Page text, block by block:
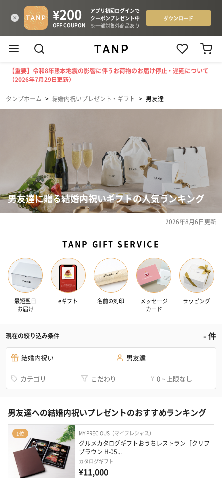
【重要】令和8年熊本地震の影響に伴うお荷物のお届け停止・遅延について
（2026年7月29日更新）
タンプホーム > 結婚内祝いプレゼント・ギフト > 男友達
男友達に贈る結婚内祝いギフトの人気ランキング
2026年8月6日更新
TANP GIFT SERVICE
最短翌日
お届け
eギフト 名前の刻印
メッセージ
カード
ラッピング
現在の絞り込み条件 -件
結婚内祝い 男友達
カテゴリ こだわり ¥ 0 ~ 上限なし
男友達への結婚内祝いプレゼントのおすすめランキング
1位 MY PRECIOUS（マイプレシャス）
グルメカタログギフトおうちレストラン［クリフ
ブラウン H-05...
カタログギフト
¥11,000